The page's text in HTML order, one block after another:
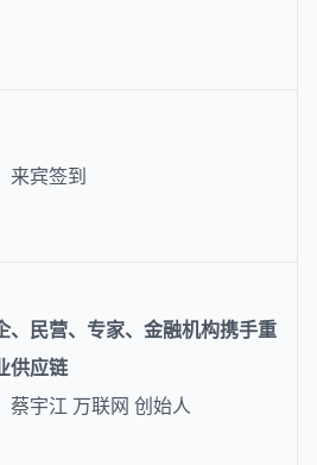
来宾签到
、民营、专家、金融机构携手重
供应链
蔡宇江 万联网 创始人